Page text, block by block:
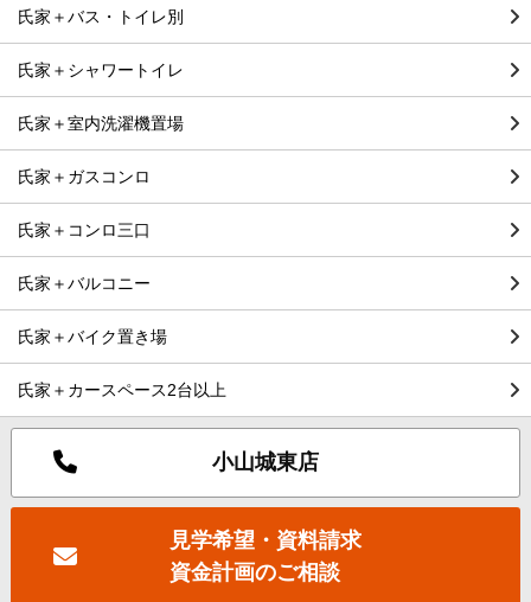
氏家＋バス・トイレ別
氏家＋シャワートイレ
氏家＋室内洗濯機置場
氏家＋ガスコンロ
氏家＋コンロ三口
氏家＋バルコニー
氏家＋バイク置き場
氏家＋カースペース2台以上
小山城東店
見学希望・資料請求
資金計画のご相談